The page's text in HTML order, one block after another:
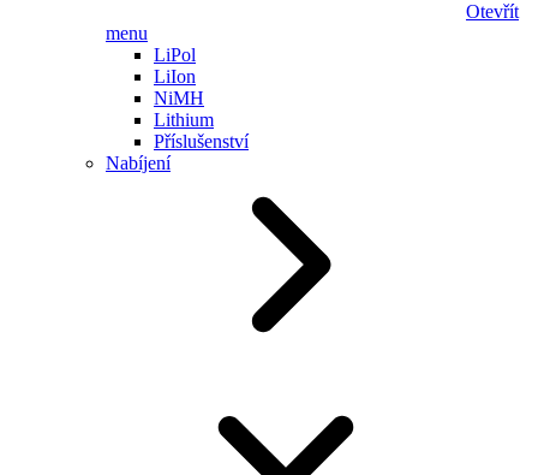
Otevřít
menu
LiPol
LiIon
NiMH
Lithium
Příslušenství
Nabíjení